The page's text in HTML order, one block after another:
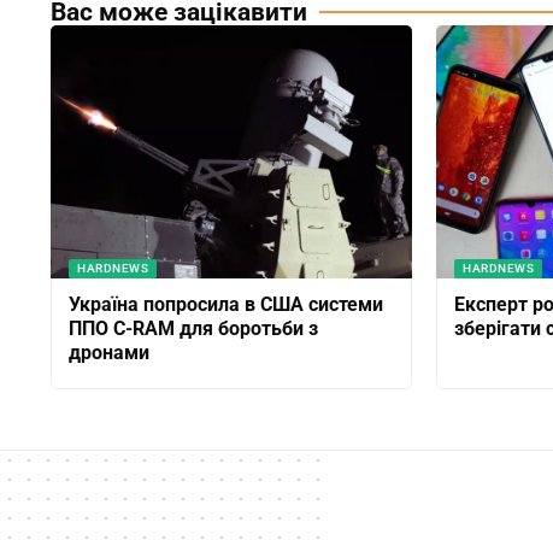
Вас може зацікавити
HARDNEWS
Україна попросила в США системи
ППО С-RAM для боротьби з
дронами
HARDNEWS
Експерт